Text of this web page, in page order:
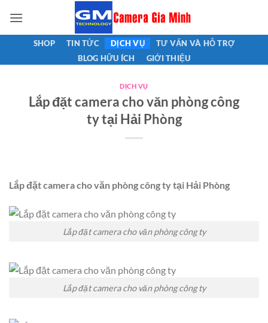
qua
nội
SHOP TIN TỨC DỊCH VỤ
TƯ VẤN VÀ HỖ TRỢ
BLOG HỮU ÍCH
GIỚI THIỆU
DỊCH VỤ
Lắp đặt camera cho văn phòng công
ty tại Hải Phòng
Lắp đặt camera cho văn phòng công ty tại Hải Phòng
Lắp đặt camera cho văn phòng công ty
Lắp đặt camera cho văn phòng công ty